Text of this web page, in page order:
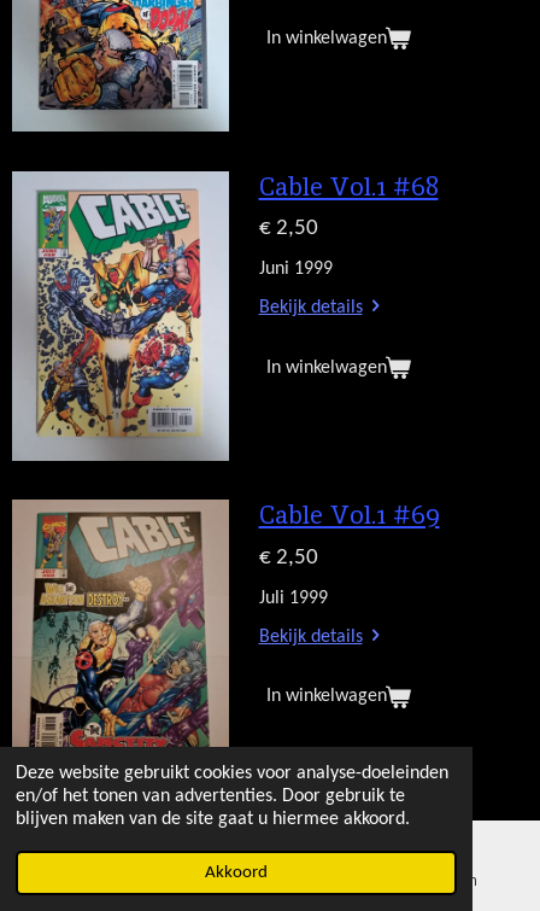
Deze website gebruikt cookies voor analyse-doeleinden
en/of het tonen van advertenties. Door gebruik te
blijven maken van de site gaat u hiermee akkoord.
Akkoord
In winkelwagen
Cable Vol.1 #68
€ 2,50
Juni 1999
Bekijk details
In winkelwagen
Cable Vol.1 #69
€ 2,50
Juli 1999
Bekijk details
In winkelwagen
Cable Vol.1 #70
Kaart Instagram